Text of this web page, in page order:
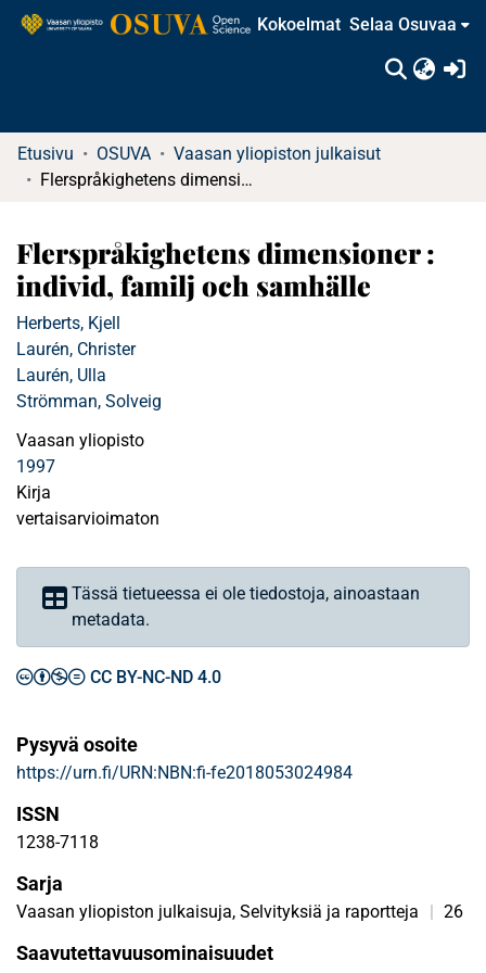
Kokoelmat Selaa Osuvaa
Etusivu OSUVA
Vaasan yliopiston julkaisut
Flerspråkighetens dimensioner : individ, familj och samhälle
Flerspråkighetens dimensioner :
individ, familj och samhälle
Herberts, Kjell
Laurén, Christer
Laurén, Ulla
Strömman, Solveig
Vaasan yliopisto
1997
Kirja
vertaisarvioimaton
Tässä tietueessa ei ole tiedostoja, ainoastaan
metadata.
CC BY-NC-ND 4.0
Pysyvä osoite
https://urn.fi/URN:NBN:fi-fe2018053024984
ISSN
1238-7118
Sarja
Vaasan yliopiston julkaisuja, Selvityksiä ja raportteja | 26
Saavutettavuusominaisuudet